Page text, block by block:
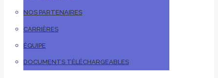
NOS PARTENAIRES
CARRIÈRES
ÉQUIPE
DOCUMENTS TÉLÉCHARGEABLES